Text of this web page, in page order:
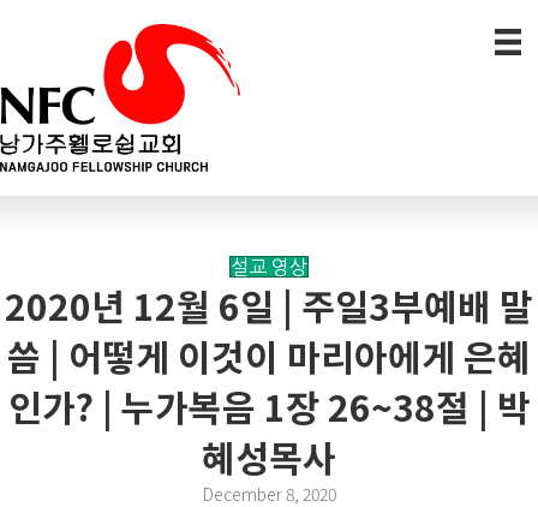
설교 영상
2020년 12월 6일 | 주일3부예배 말
씀 | 어떻게 이것이 마리아에게 은혜
인가? | 누가복음 1장 26~38절 | 박
혜성목사
December 8, 2020